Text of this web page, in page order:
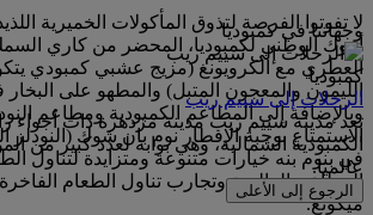
لا تفوتوا الفرصة لتذوق المأكولات الخميرية
أموك الوطني لكمبوديا، المحضر من كاري
العطري مع الكرويونغ (مزيج عشبي كمبودي
الليمون والمعجون المتبل) والمطهو على البخار
وبالإضافة إلى المطاعم الكمبودية ومطاعم
الاستمتاع بوجبة الإفطار نوم بان شوك
في بنوم بنه خيارات متنوعة ومتزايدة لتناول
المطاعم العالمية وتجارب تناول الطعام
ميكونغ.
وجهاتنا في كمبوديا
كمبوديا
الرحلات إلى سييم ريب
تعد مدينة سييم ريب مدينة مزدهرة ذات أجواء
الكمبودية الشمالية، وهي بوابة لعدد كبير من
عالميا.
الرجوع إلى الأعلى